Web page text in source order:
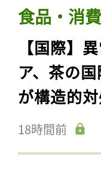
食品・消
【国際】
ア、茶の
が構造的
18時間前